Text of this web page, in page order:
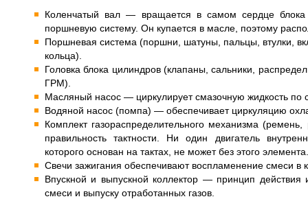
Коленчатый вал — вращается в самом сердце блока
поршневую систему. Он купается в масле, поэтому
Поршневая система (поршни, шатуны, пальцы, втулки,
кольца).
Головка блока цилиндров (клапаны, сальники,
ГРМ).
Масляный насос — циркулирует смазочную жидкость по
Водяной насос (помпа) — обеспечивает циркуляцию
Комплект газораспределительного механизма
правильность тактности. Ни один двигатель
которого основан на тактах, не может без этого элемента.
Свечи зажигания обеспечивают воспламенение смеси в
Впускной и выпускной коллектор — принцип действия
смеси и выпуску отработанных газов.